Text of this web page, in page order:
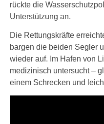
rückte die
Unterstützung an.
Die Rettungskräfte
bargen die beiden Segler
wieder auf. Im Hafen von
medizinisch untersucht –
einem Schrecken und